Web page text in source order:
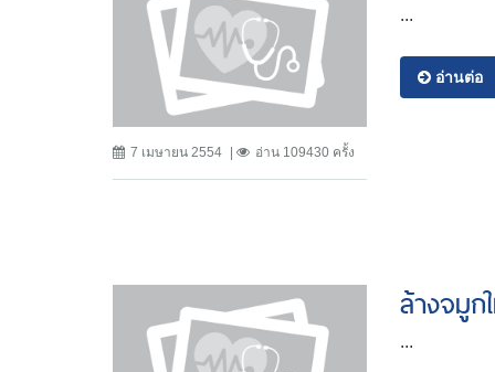
7 เมษายน 2554 อ่าน 109430 ครั้ง
...
อ่านต่อ
ล้างจมูก
...